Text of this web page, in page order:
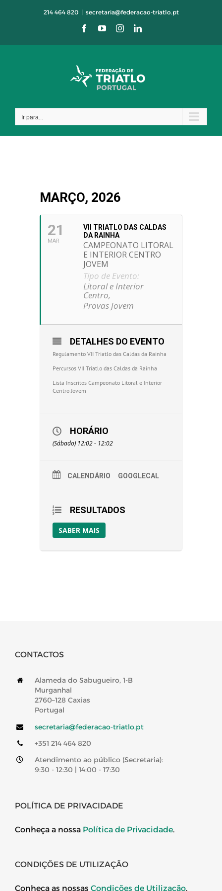
214 464 820 | secretaria@federacao-triatlo.pt
FacebookYouTubeInstagramLinkedIn
Ir para...
MARÇO, 2026
21
MAR
VII TRIATLO DAS CALDAS
DA RAINHA
CAMPEONATO LITORAL
E INTERIOR CENTRO
JOVEM
Tipo de Evento:
Litoral e Interior
Centro,
Provas Jovem
DETALHES DO EVENTO
Regulamento VII Triatlo das Caldas da Rainha
Percursos VII Triatlo das Caldas da Rainha
Lista Inscritos Campeonato Litoral e Interior
Centro Jovem
HORÁRIO
(Sábado) 12:02 - 12:02
CALENDÁRIO GOOGLECAL
RESULTADOS
SABER MAIS
CONTACTOS
Alameda do Sabugueiro, 1-B
Murganhal
2760–128 Caxias
Portugal
secretaria@federacao-triatlo.pt
+351 214 464 820
Atendimento ao público (Secretaria):
9:30 - 12:30 | 14:00 - 17:30
POLÍTICA DE PRIVACIDADE
Conheça a nossa Política de Privacidade.
CONDIÇÕES DE UTILIZAÇÃO
Conheça as nossas Condições de Utilização.